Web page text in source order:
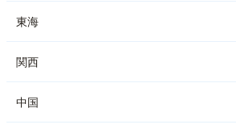
東海
関西
中国